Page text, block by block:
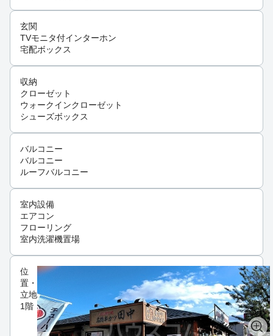
玄関
TVモニタ付インターホン
宅配ボックス
収納
クローゼット
ウォークインクローゼット
シューズボックス
バルコニー
バルコニー
ルーフバルコニー
室内設備
エアコン
フローリング
室内洗濯機置場
位
置・
立地
1階